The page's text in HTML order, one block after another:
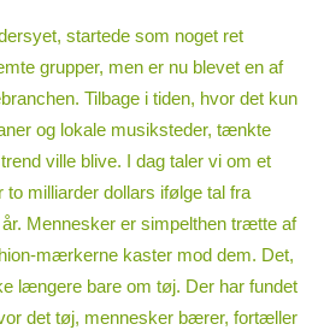
startede som noget ret
grupper, men er nu blevet en af
Tilbage i tiden, hvor det kun
og lokale musiksteder, tænkte
ville blive. I dag taler vi om et
milliarder dollars ifølge tal fra
Mennesker er simpelthen trætte af
mærkerne kaster mod dem. Det,
længere bare om tøj. Der har fundet
det tøj, mennesker bærer, fortæller